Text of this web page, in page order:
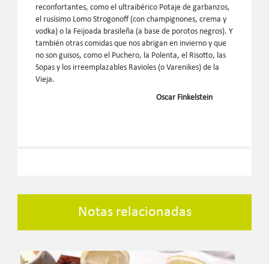
reconfortantes, como el ultraibérico Potaje de garbanzos,
el rusísimo Lomo Strogonoff (con champignones, crema y
vodka) o la Feijoada brasileña (a base de porotos negros). Y
también otras comidas que nos abrigan en invierno y que
no son guisos, como el Puchero, la Polenta, el Risotto, las
Sopas y los irreemplazables Ravioles (o Varenikes) de la
Vieja.
Oscar Finkelstein
Notas relacionadas